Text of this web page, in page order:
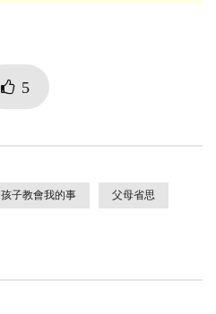
5
孩子教會我的事 父母省思